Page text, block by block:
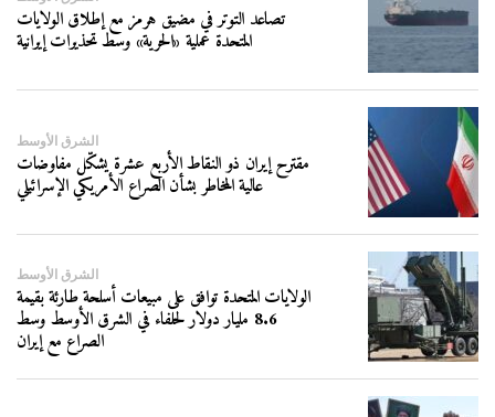
تصاعد التوتر في مضيق هرمز مع إطلاق الولايات
المتحدة عملية «الحرية» وسط تحذيرات إيرانية
الشرق الأوسط
مقترح إيران ذو النقاط الأربع عشرة يشكّل مفاوضات
عالية المخاطر بشأن الصراع الأمريكي الإسرائيلي
الشرق الأوسط
الولايات المتحدة توافق على مبيعات أسلحة طارئة بقيمة
8.6 مليار دولار لحلفاء في الشرق الأوسط وسط
الصراع مع إيران